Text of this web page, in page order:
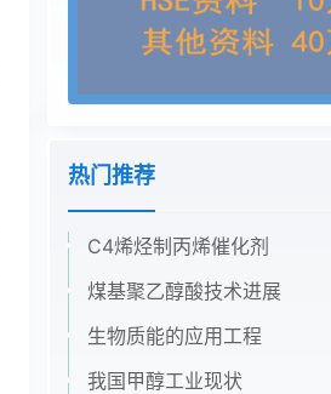
热门推荐
C4烯烃制丙烯催化剂
煤基聚乙醇酸技术进展
生物质能的应用工程
我国甲醇工业现状